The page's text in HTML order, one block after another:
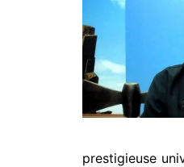
prestigieuse